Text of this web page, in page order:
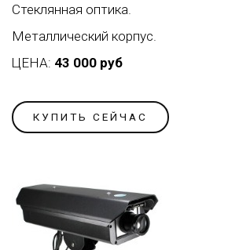
Стеклянная оптика.
Металлический корпус.
ЦЕНА: 43 000 руб
КУПИТЬ СЕЙЧАС